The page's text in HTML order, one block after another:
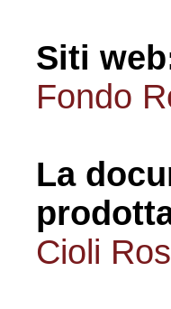
Siti
Fondo
La
Cioli